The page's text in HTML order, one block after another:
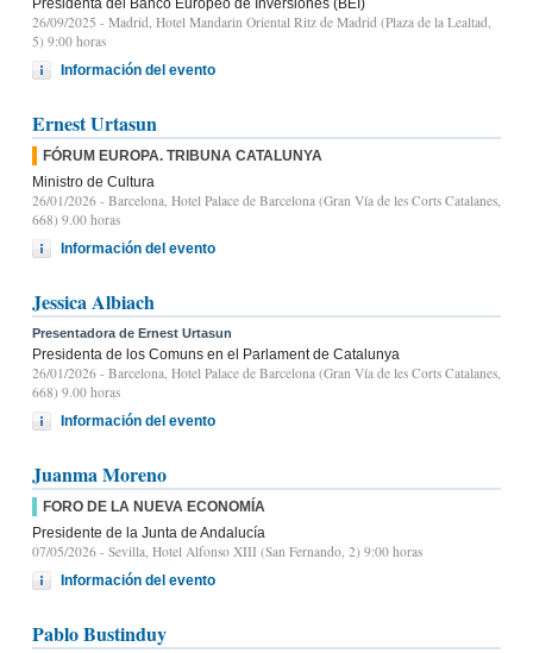
26/09/2025 - Madrid, Hotel Mandarin Oriental Ritz de Madrid (Plaza de la Lealtad,
5) 9:00 horas
Información del evento
Ernest Urtasun
FÓRUM EUROPA. TRIBUNA CATALUNYA
Ministro de Cultura
26/01/2026 - Barcelona, Hotel Palace de Barcelona (Gran Vía de les Corts Catalanes,
668) 9.00 horas
Información del evento
Jessica Albiach
Presentadora de Ernest Urtasun
Presidenta de los Comuns en el Parlament de Catalunya
26/01/2026 - Barcelona, Hotel Palace de Barcelona (Gran Vía de les Corts Catalanes,
668) 9.00 horas
Información del evento
Juanma Moreno
FORO DE LA NUEVA ECONOMÍA
Presidente de la Junta de Andalucía
07/05/2026 - Sevilla, Hotel Alfonso XIII (San Fernando, 2) 9:00 horas
Información del evento
Pablo Bustinduy